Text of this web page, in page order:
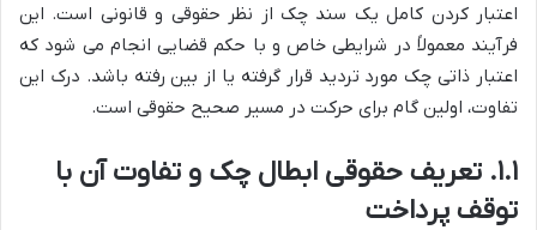
اعتبار کردن کامل یک سند چک از نظر حقوقی و قانونی است. این
فرآیند معمولاً در شرایطی خاص و با حکم قضایی انجام می شود که
اعتبار ذاتی چک مورد تردید قرار گرفته یا از بین رفته باشد. درک این
تفاوت، اولین گام برای حرکت در مسیر صحیح حقوقی است.
۱.۱. تعریف حقوقی ابطال چک و تفاوت آن با
توقف پرداخت